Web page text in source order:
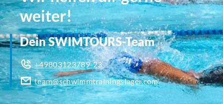
weiter!
Dein SWIMTOURS-Team
+49803123789-23
team@schwimmtrainingslager.com